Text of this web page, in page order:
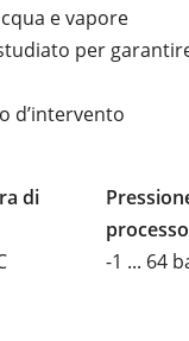
e vapore
per
d’intervento
di
processo
-1 ... 64